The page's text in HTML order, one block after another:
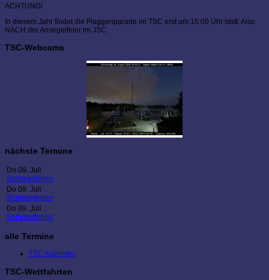
ACHTUNG!
In diesem Jahr findet die Flaggenparade im TSC erst um 15:00 Uhr statt. Also
NACH der Ansegelfeier im JSC.
TSC-Webcams
nächste Termine
Do 09. Juli
Sommerferien
Do 09. Juli
Sommerferien
Do 09. Juli
Sommerferien
alle Termine
TSC-Kalender
TSC-Wettfahrten